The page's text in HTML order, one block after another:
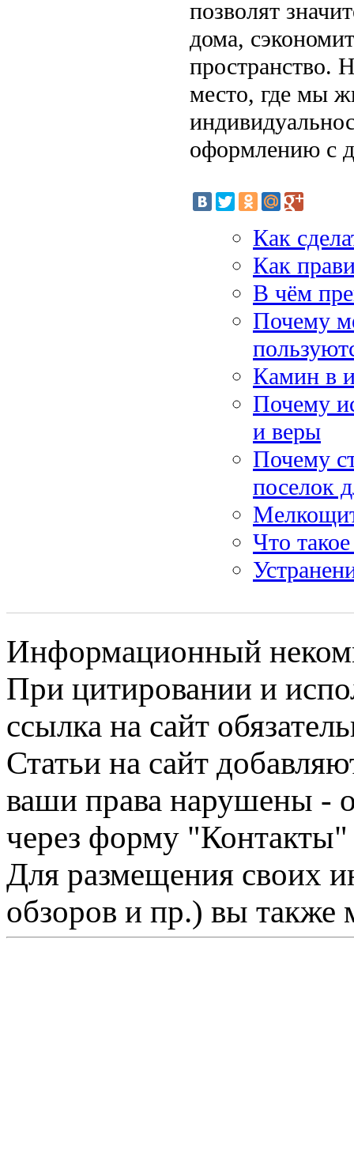
позволят
дома,
пространство.
место, где мы
оформлению с
Как
Как
В чём
Почему
Камин в
Почему
и веры
Почему
поселок
Что
Информационный
При цитировании и
ссылка на сайт
Статьи на сайт
ваши права нарушены -
через форму "Контакты"
Для размещения своих
обзоров и пр.) вы также